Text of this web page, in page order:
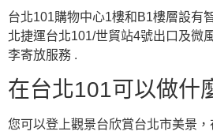
台北101購物中心1樓和B1樓層設有
北捷運台北101/世貿站4號出口及微
李寄放服務 .
在台北101可以做什
您可以登上觀景台欣賞台北市美景